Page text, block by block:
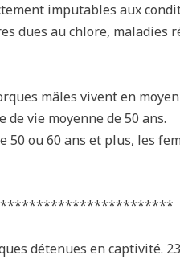
imputables aux
dues au chlore, maladies
mâles vivent en
vie moyenne de 50 ans.
50 ou 60 ans et plus, les
*******************
détenues en captivité.